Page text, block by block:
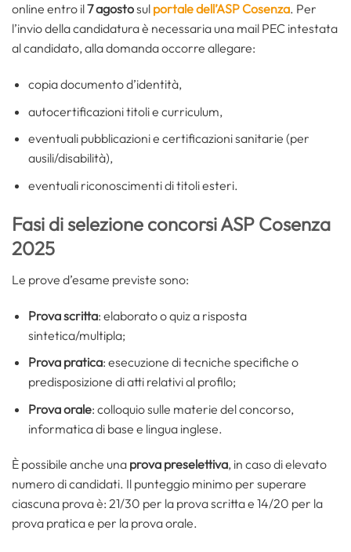
online entro il7 agostosul portale dell’ASP Cosenza. Per
l’invio della candidatura è necessaria una mail PEC intestata
al candidato, alla domanda occorre allegare:
copia documento d’identità,
autocertificazioni titoli e curriculum,
eventuali pubblicazioni e certificazioni sanitarie (per
ausili/disabilità),
eventuali riconoscimenti di titoli esteri.
Fasi di selezione concorsi ASP Cosenza
2025
Le prove d’esame previste sono:
Prova scritta: elaborato o quiz a risposta
sintetica/multipla;
Prova pratica: esecuzione di tecniche specifiche o
predisposizione di atti relativi al profilo;
Prova orale: colloquio sulle materie del concorso,
informatica di base e lingua inglese.
È possibile anche una prova preselettiva, in caso di elevato
numero di candidati. Il punteggio minimo per superare
ciascuna prova è: 21/30 per la prova scritta e 14/20 per la
prova pratica e per la prova orale.